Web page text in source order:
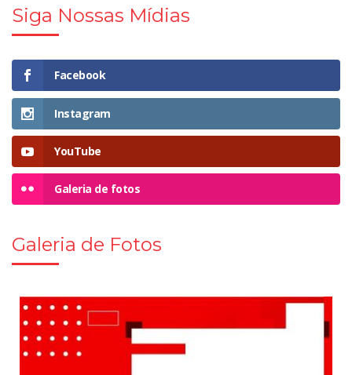
Siga Nossas Mídias
Facebook
Instagram
YouTube
Galeria de fotos
Galeria de Fotos